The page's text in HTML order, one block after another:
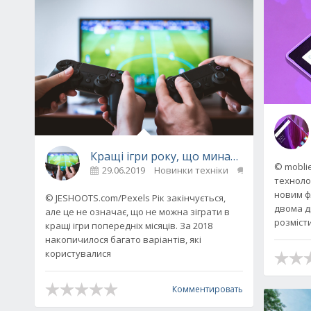
Кращі ігри року, що минає, в які варто
29.06.2019 Новинки техніки
© JESHOOTS.com/Pexels Рік закінчується,
але це не означає, що не можна зіграти в
кращі ігри попередніх місяців. За 2018
накопичилося багато варіантів, які
користувалися
Комментировать
©
новим
двома